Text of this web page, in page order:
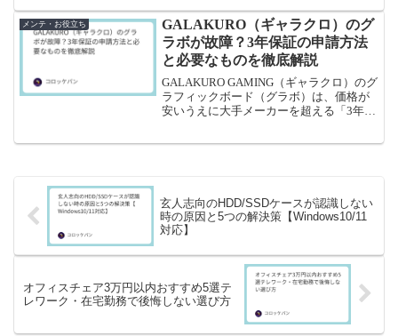
重視の方にも支持を集めています。
メンテ・お役立ち
GALAKURO（ギャラクロ）のグ
ラボが故障？3年保証の申請方法
と必要なものを徹底解説
GALAKURO GAMING（ギャラクロ）のグ
ラフィックボード（グラボ）は、価格が
安いうえに大手メーカーを超える「3年保
玄人志向のHDD/SSDケースが認識しない
時の原因と5つの解決策【Windows10/11
対応】
オフィスチェア3万円以内おすすめ5選テ
レワーク・在宅勤務で後悔しない選び方